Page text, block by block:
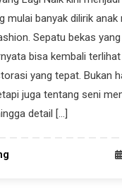
mulai banyak dilirik anak
Sepatu bekas
bisa kembali
yang tepat. Bukan
juga tentang seni
detail […]